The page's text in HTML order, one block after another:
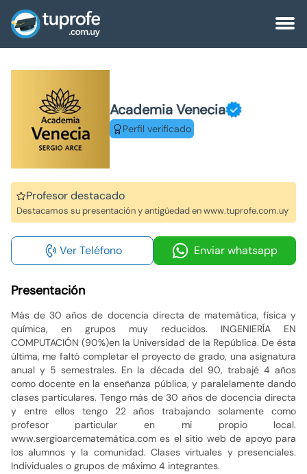
Academia Venecia
Perfil verificado
Profesor destacado
Destacamos su presentación y antigüedad en www.tuprofe.com.uy
Ver Teléfono Enviar whatsapp
Presentación
Más de 30 años de docencia directa de matemática, física y
química, en grupos muy reducidos. INGENIERÍA EN
COMPUTACIÓN (90%)en la Universidad de la República. De ésta
última, me faltó completar el proyecto de grado, una asignatura
anual y 5 semestrales. En la década del 90, trabajé 4 años
como docente en la enseñanza pública, y paralelamente dando
clases particulares. Tengo más de 30 años de docencia directa
y entre ellos tengo 22 años trabajando solamente como
profesor particular en mi propio local.
www.sergioarcematemática.com es el sitio web de apoyo para
los alumnos y la comunidad. Clases virtuales y presenciales.
Individuales o grupos de máximo 4 integrantes.